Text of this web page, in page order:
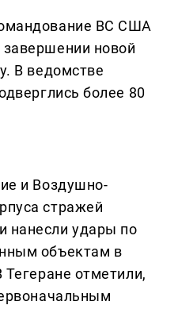
ВС США
завершении новой
В ведомстве
более 80
и Воздушно-
стражей
нанесли удары по
объектам в
отметили,